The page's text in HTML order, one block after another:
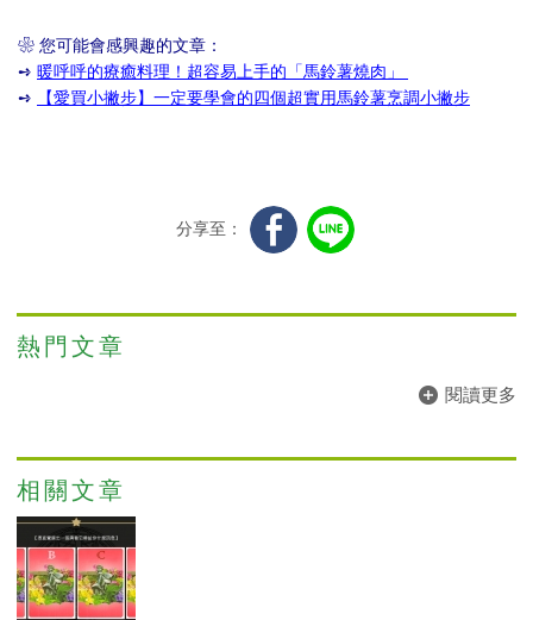
❀ 您可能會感興趣的文章：
➺ 暖呼呼的療癒料理！超容易上手的「馬鈴薯燒肉」
➺
【愛買小撇步】一定要學會的四個超實用馬鈴薯烹調小撇步
分享至：
熱門文章
閱讀更多
相關文章